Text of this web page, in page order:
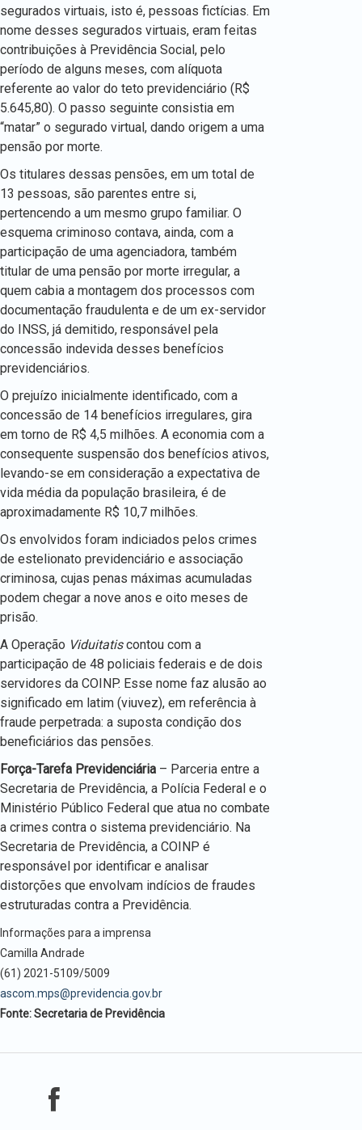
segurados virtuais, isto é, pessoas fictícias. Em
nome desses segurados virtuais, eram feitas
contribuições à Previdência Social, pelo
período de alguns meses, com alíquota
referente ao valor do teto previdenciário (R$
5.645,80). O passo seguinte consistia em
“matar” o segurado virtual, dando origem a uma
pensão por morte.
Os titulares dessas pensões, em um total de
13 pessoas, são parentes entre si,
pertencendo a um mesmo grupo familiar. O
esquema criminoso contava, ainda, com a
participação de uma agenciadora, também
titular de uma pensão por morte irregular, a
quem cabia a montagem dos processos com
documentação fraudulenta e de um ex-servidor
do INSS, já demitido, responsável pela
concessão indevida desses benefícios
previdenciários.
O prejuízo inicialmente identificado, com a
concessão de 14 benefícios irregulares, gira
em torno de R$ 4,5 milhões. A economia com a
consequente suspensão dos benefícios ativos,
levando-se em consideração a expectativa de
vida média da população brasileira, é de
aproximadamente R$ 10,7 milhões.
Os envolvidos foram indiciados pelos crimes
de estelionato previdenciário e associação
criminosa, cujas penas máximas acumuladas
podem chegar a nove anos e oito meses de
prisão.
A Operação Viduitatiscontou com a
participação de 48 policiais federais e de dois
servidores da COINP. Esse nome faz alusão ao
significado em latim (viuvez), em referência à
fraude perpetrada: a suposta condição dos
beneficiários das pensões.
Força-Tarefa Previdenciária – Parceria entre a
Secretaria de Previdência, a Polícia Federal e o
Ministério Público Federal que atua no combate
a crimes contra o sistema previdenciário. Na
Secretaria de Previdência, a COINP é
responsável por identificar e analisar
distorções que envolvam indícios de fraudes
estruturadas contra a Previdência.
Informações para a imprensa
Camilla Andrade
(61) 2021-5109/5009
ascom.mps@previdencia.gov.br
Fonte: Secretaria de Previdência